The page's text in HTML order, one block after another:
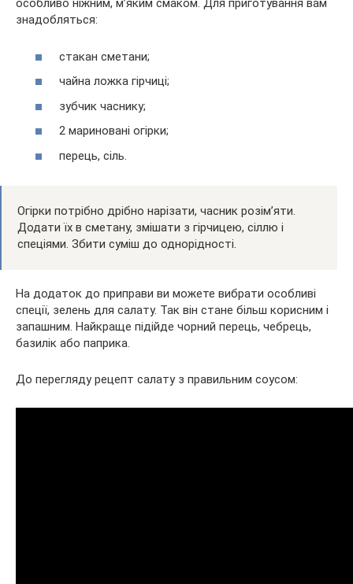
особливо ніжним, м’яким смаком. Для приготування вам
знадобляться:
стакан сметани;
чайна ложка гірчиці;
зубчик часнику;
2 мариновані огірки;
перець, сіль.
Огірки потрібно дрібно нарізати, часник розім’яти.
Додати їх в сметану, змішати з гірчицею, сіллю і
спеціями. Збити суміш до однорідності.
На додаток до приправи ви можете вибрати особливі
спеції, зелень для салату. Так він стане більш корисним і
запашним. Найкраще підійде чорний перець, чебрець,
базилік або паприка.
До перегляду рецепт салату з правильним соусом: